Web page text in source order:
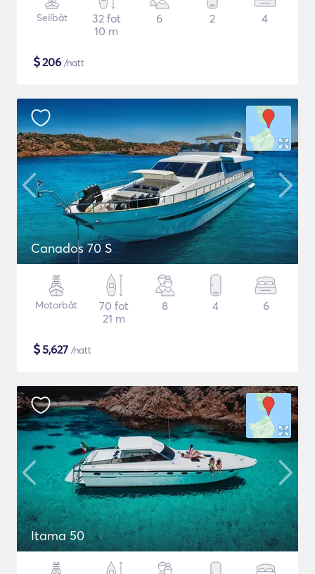
Seilbåt
32 fot
10 m
6 2 4
$206 /natt
Canados 70 S
Motorbåt
70 fot
21 m
8 4 6
$5,627 /natt
Itama 50